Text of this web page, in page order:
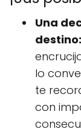
Una
destino:
lo
te
con